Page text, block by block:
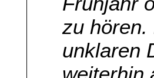
zu
unklaren
weiterhin